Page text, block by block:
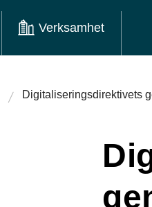
Verksamhet
Digitaliseringsdirektivets